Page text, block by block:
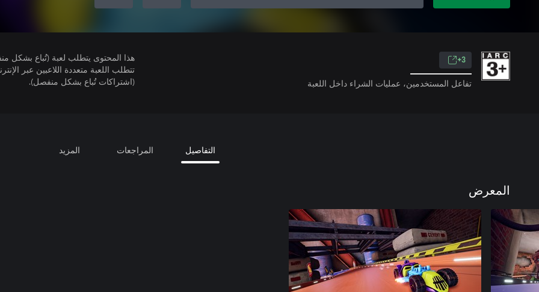
3+
تفاعل المستخدمين، عمليات الشراء داخل اللعبة
هذا المحتوى يتطلب لعبة (تُباع بشكل
(اشتراكات تُباع بشكل منفصل).
التفاصيل المراجعات المزيد
المعرض